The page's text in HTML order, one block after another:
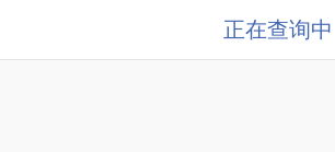
正在查询中